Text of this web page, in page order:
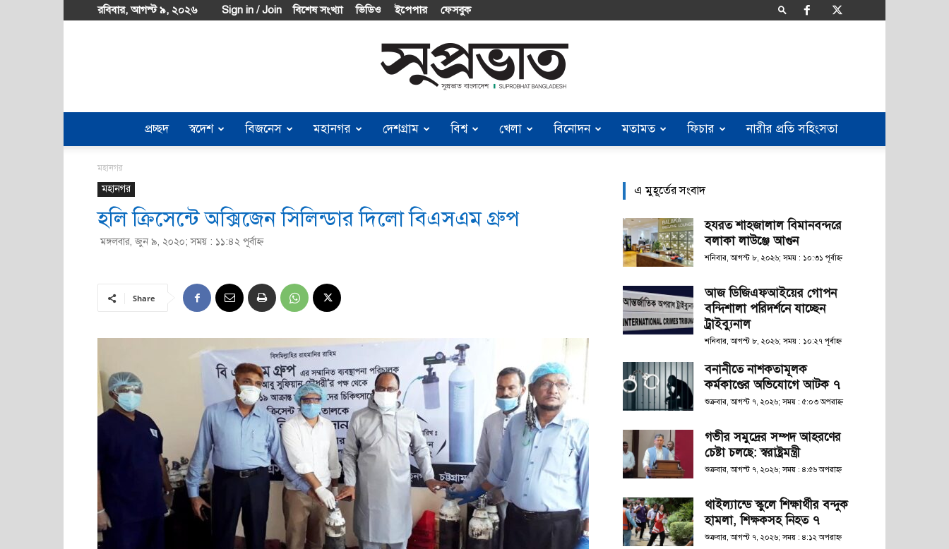
রবিবার, আগস্ট ৯, ২০২৬ Sign in / Join বিশেষ সংখ্যা ভিডিও ইপেপার ফেসবুক
Suprobhat
Bangladesh
প্রচ্ছদ স্বদেশ বিজনেস মহানগর দেশগ্রাম বিশ্ব খেলা বিনোদন মতামত ফিচার নারীর প্রতি সহিংসতা
মহানগর
মহানগর
হলি ক্রিসেন্টে অক্সিজেন সিলিন্ডার দিলো বিএসএম গ্রুপ
মঙ্গলবার, জুন ৯, ২০২০; সময় : ১১:৪২ পূর্বাহ্ণ
Share
এ মুহূর্তের সংবাদ
হযরত শাহজালাল বিমানবন্দরে
বলাকা লাউঞ্জে আগুন
শনিবার, আগস্ট ৮, ২০২৬; সময় : ১০:৩১ পূর্বাহ্ণ
আজ ডিজিএফআইয়ের গোপন
বন্দিশালা পরিদর্শনে যাচ্ছেন
ট্রাইব্যুনাল
শনিবার, আগস্ট ৮, ২০২৬; সময় : ১০:২৭ পূর্বাহ্ণ
বনানীতে নাশকতামূলক
কর্মকাণ্ডের অভিযোগে আটক ৭
শুক্রবার, আগস্ট ৭, ২০২৬; সময় : ৫:০৩ অপরাহ্ণ
গভীর সমুদ্রের সম্পদ আহরণের
চেষ্টা চলছে: স্বরাষ্ট্রমন্ত্রী
শুক্রবার, আগস্ট ৭, ২০২৬; সময় : ৪:৫৬ অপরাহ্ণ
থাইল্যান্ডে স্কুলে শিক্ষার্থীর বন্দুক
হামলা, শিক্ষকসহ নিহত ৭
শুক্রবার, আগস্ট ৭, ২০২৬; সময় : ৪:১২ অপরাহ্ণ